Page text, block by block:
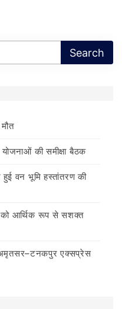
की समीक्षा बैठक
हुई वन भूमि हस्तांतरण की
को आर्थिक रूप से सशक्त
एक्सप्रेस